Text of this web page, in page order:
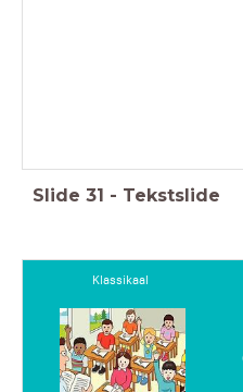
Slide 31 - Tekstslide
Klassikaal